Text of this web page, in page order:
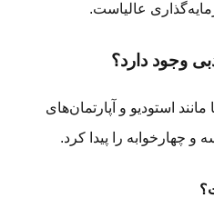
عالیاست.
وجود دارد؟
استودیو و آپارتمان‌های
چهارخوابه را پیدا کرد.